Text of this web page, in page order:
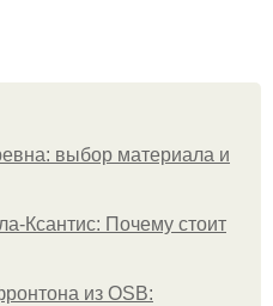
выбор материала и
Ксантис: Почему стоит
из OSB: